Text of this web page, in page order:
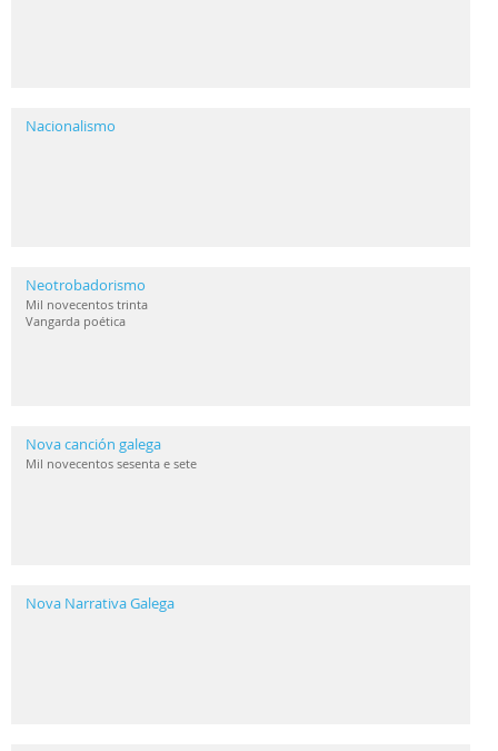
Nacionalismo
Neotrobadorismo
Mil novecentos trinta
Vangarda poética
Nova canción galega
Mil novecentos sesenta e sete
Nova Narrativa Galega